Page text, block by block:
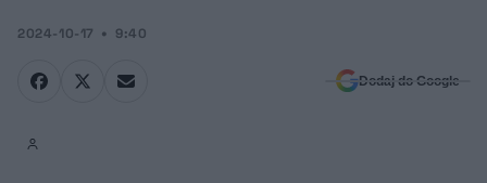
2024-10-17 9:40
Dodaj do Google